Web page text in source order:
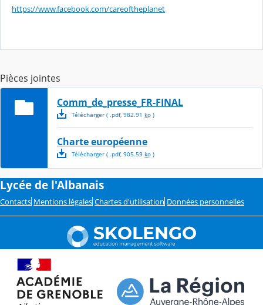
https://www.facebook.com/careoftheplanet
Pièces jointes
Comm_de_presse_FR-FINAL
Télécharger( .pdf, 982.91 ko)
Charte européenne
Télécharger( .pdf, 905.59 ko)
Lycée de l'Albanais
Contacts Mentions légales Chartes d'utilisation Données personnelles